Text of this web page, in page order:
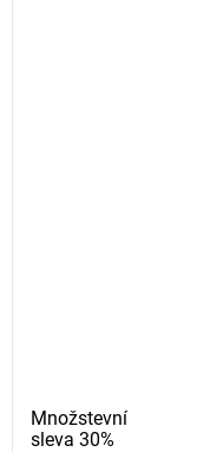
Množstevní
sleva 30%